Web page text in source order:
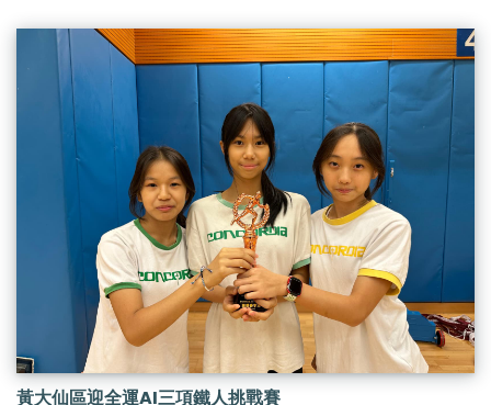
黃大仙區迎全運AI三項鐵人挑戰賽